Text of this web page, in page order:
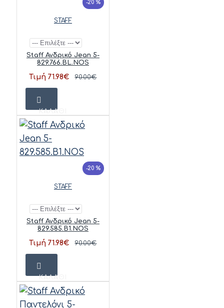
-20 %
STAFF
Staff Ανδρικό Jean 5-
829.766.BL.NOS
Τιμή 71.98€ 90.00€
ΚΑΛΆΘΙ
-20 %
STAFF
Staff Ανδρικό Jean 5-
829.585.B1.NOS
Τιμή 71.98€ 90.00€
ΚΑΛΆΘΙ